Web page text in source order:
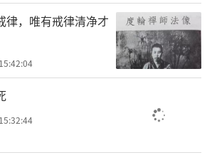
律，唯有戒律清净才